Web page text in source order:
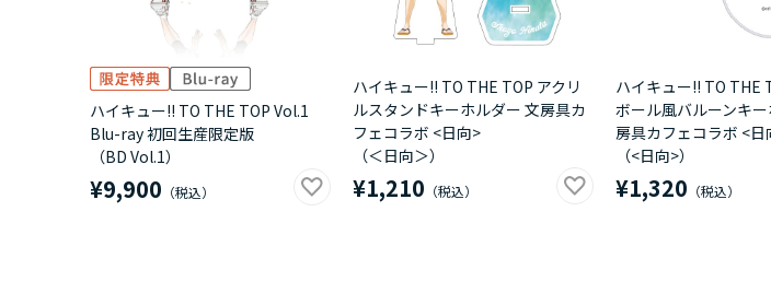
ハイキュー!! TO THE TOP Vol.1
Blu-ray 初回生産限定版
（BD Vol.1）
¥9,900
ハイキュー!! TO THE TOP アクリ
ルスタンドキーホルダー 文房具カ
フェコラボ <日向>
（＜日向＞）
¥1,210
ハイキュー!! TO THE
ボール風バルーンキ
房具カフェコラボ <日
（<日向>）
¥1,320